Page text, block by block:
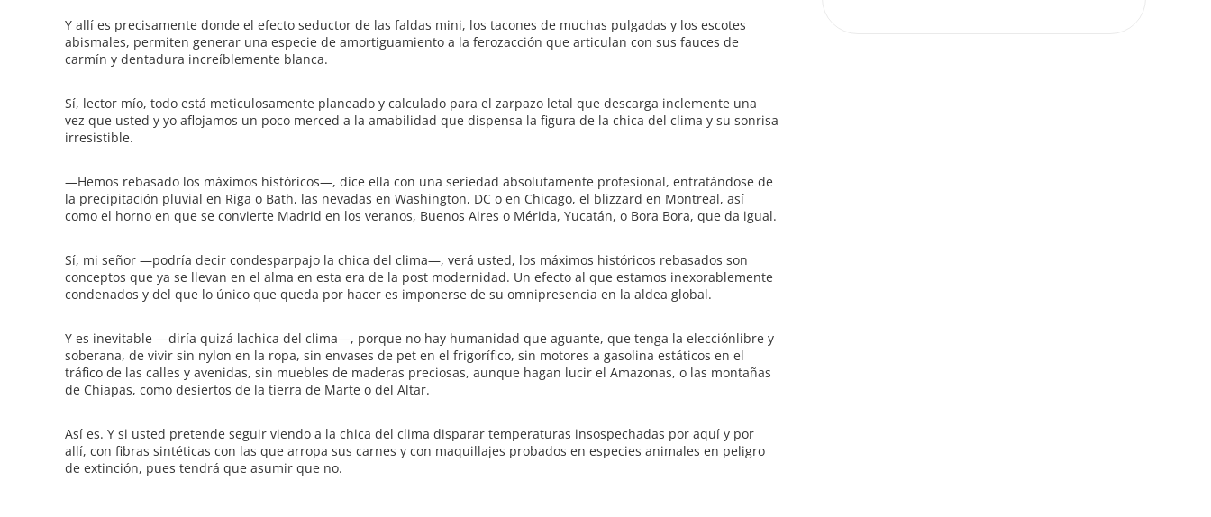
Y allí es precisamente donde el efecto seductor de las faldas mini, los tacones de muchas pulgadas y los escotes
abismales, permiten generar una especie de amortiguamiento a la ferozacción que articulan con sus fauces de
carmín y dentadura increíblemente blanca.
Sí, lector mío, todo está meticulosamente planeado y calculado para el zarpazo letal que descarga inclemente una
vez que usted y yo aflojamos un poco merced a la amabilidad que dispensa la figura de la chica del clima y su sonrisa
irresistible.
—Hemos rebasado los máximos históricos—, dice ella con una seriedad absolutamente profesional, entratándose de
la precipitación pluvial en Riga o Bath, las nevadas en Washington, DC o en Chicago, el blizzard en Montreal, así
como el horno en que se convierte Madrid en los veranos, Buenos Aires o Mérida, Yucatán, o Bora Bora, que da igual.
Sí, mi señor —podría decir condesparpajo la chica del clima—, verá usted, los máximos históricos rebasados son
conceptos que ya se llevan en el alma en esta era de la post modernidad. Un efecto al que estamos inexorablemente
condenados y del que lo único que queda por hacer es imponerse de su omnipresencia en la aldea global.
Y es inevitable —diría quizá lachica del clima—, porque no hay humanidad que aguante, que tenga la elecciónlibre y
soberana, de vivir sin nylon en la ropa, sin envases de pet en el frigorífico, sin motores a gasolina estáticos en el
tráfico de las calles y avenidas, sin muebles de maderas preciosas, aunque hagan lucir el Amazonas, o las montañas
de Chiapas, como desiertos de la tierra de Marte o del Altar.
Así es. Y si usted pretende seguir viendo a la chica del clima disparar temperaturas insospechadas por aquí y por
allí, con fibras sintéticas con las que arropa sus carnes y con maquillajes probados en especies animales en peligro
de extinción, pues tendrá que asumir que no.